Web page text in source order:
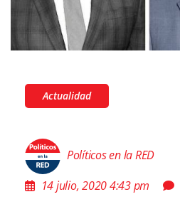
Actualidad
Políticos en la RED
14 julio, 2020 4:43 pm